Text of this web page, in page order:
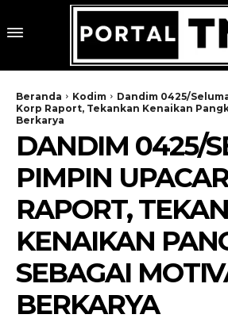
Beranda Kodim
Dandim 0425/
Korp Raport, Tekankan Kenaikan
Berkarya
DANDIM 0425/
PIMPIN
RAPORT,
KENAIKAN
SEBAGAI
BERKARYA